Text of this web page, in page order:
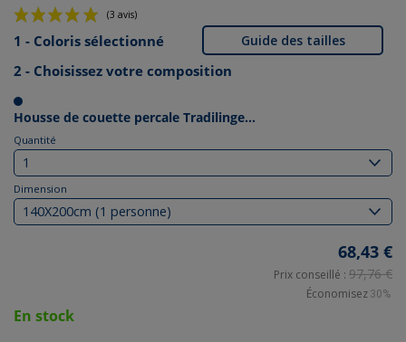
(3 avis)
Guide des tailles
1 - Coloris sélectionné
2 - Choisissez votre composition
Housse de couette percale Tradilinge...
Quantité
Dimension
68,43 €
Prix conseillé : 97,76 €
Économisez 30%
En stock